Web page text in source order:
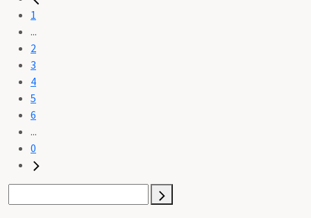
1
...
2
3
4
5
6
...
0